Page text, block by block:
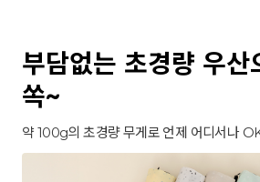
부담없는 초경량 우산
쏙~
약 100g의 초경량 무게로 언제 어디서나